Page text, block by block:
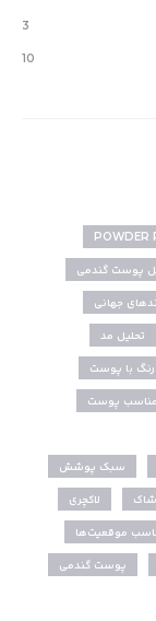
3
10
POWDER
پوست گندمی
جهانی
تحلیل مد
رنگ با پوست
پوست
سبک پوشش
لاکچری
موقعیت‌ها
پوست گندمی